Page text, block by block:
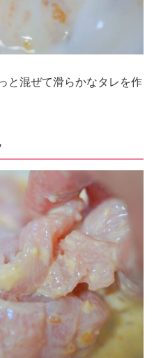
と混ぜて滑らかなタレを作